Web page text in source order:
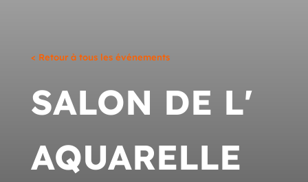
< Retour à tous les événements
SALON DE L'
AQUARELLE